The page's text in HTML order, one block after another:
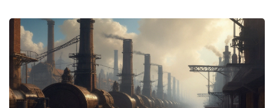
национальному экономическому росту и
созданию рабочих мест. Узнаем о ключевых
отраслях и их актуальных тенденциях.